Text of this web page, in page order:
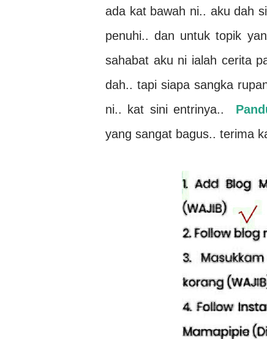
ada kat bawah ni.. aku dah
penuhi.. dan untuk topik
sahabat aku ni ialah cerita
dah.. tapi siapa sangka
ni.. kat sini entrinya..
yang sangat bagus.. terima